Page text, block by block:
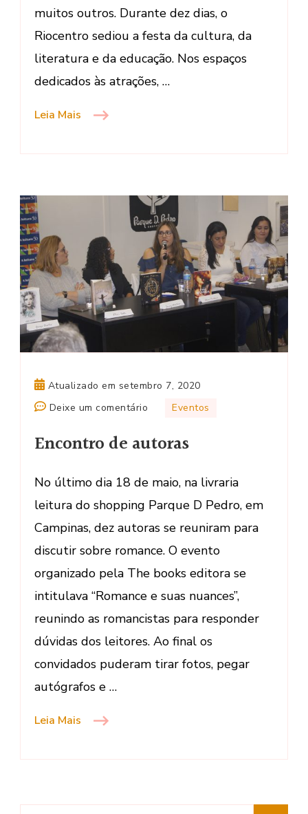
muitos outros. Durante dez dias, o
Riocentro sediou a festa da cultura, da
literatura e da educação. Nos espaços
dedicados às atrações, …
Leia Mais
Atualizado em setembro 7, 2020
Deixe um comentário
de
Eventos
Encontro de autoras
No último dia 18 de maio, na livraria
leitura do shopping Parque D Pedro, em
Campinas, dez autoras se reuniram para
discutir sobre romance. O evento
organizado pela The books editora se
intitulava “Romance e suas nuances”,
reunindo as romancistas para responder
dúvidas dos leitores. Ao final os
convidados puderam tirar fotos, pegar
autógrafos e …
Leia Mais